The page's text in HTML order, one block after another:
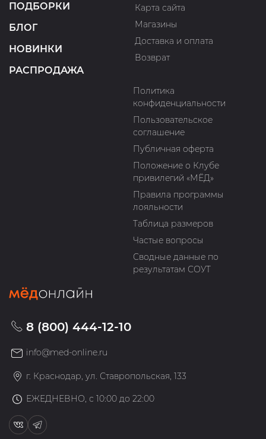
ПОДБОРКИ
БЛОГ
НОВИНКИ
РАСПРОДАЖА
Карта сайта
Магазины
Доставка и оплата
Возврат
Политика
конфиденциальности
Пользовательское
соглашение
Публичная оферта
Положение о Клубе
привилегий «МЁД»
Правила программы
лояльности
Таблица размеров
Частые вопросы
Сводные данные по
результатам СОУТ
8 (800) 444-12-10
info@med-online.ru
г. Краснодар, ул. Ставропольская, 133
ЕЖЕДНЕВНО, с 10:00 до 22:00